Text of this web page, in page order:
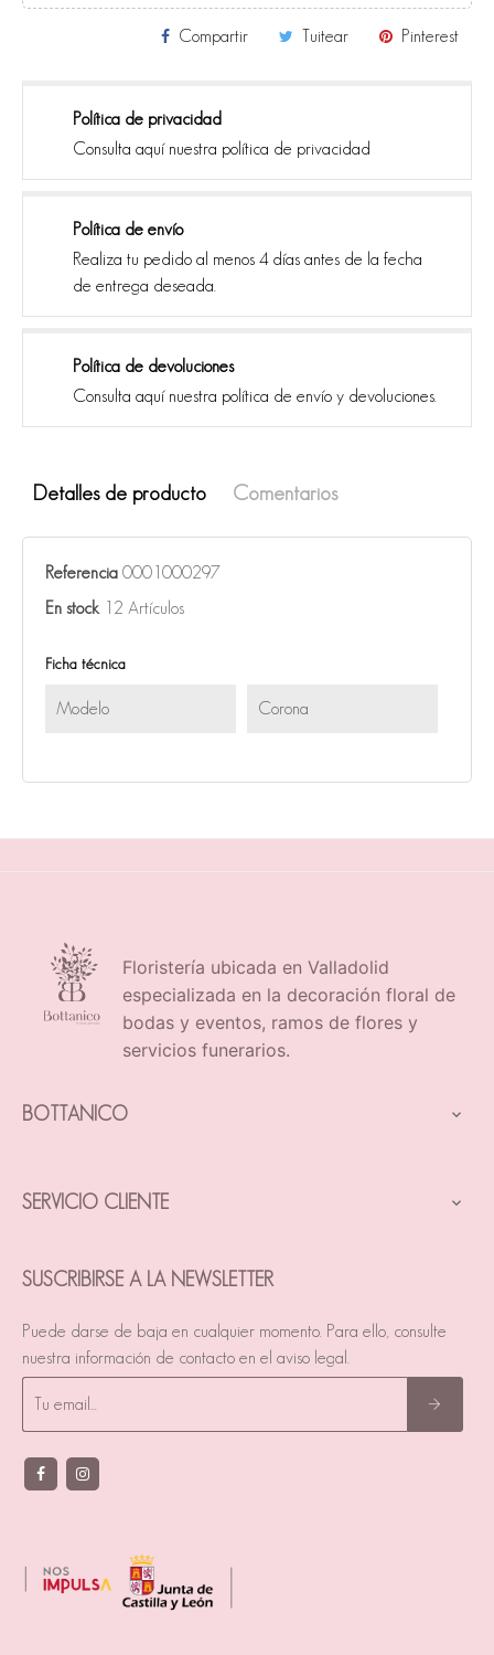
Compartir Tuitear Pinterest
Política de privacidad
Consulta aquí nuestra política de privacidad
Política de envío
Realiza tu pedido al menos 4 días antes de la fecha
de entrega deseada.
Política de devoluciones
Consulta aquí nuestra política de envío y devoluciones.
Detalles de producto Comentarios
Referencia 0001000297
En stock 12 Artículos
Ficha técnica
Modelo Corona
Floristería ubicada en Valladolid
especializada en la decoración floral de
bodas y eventos, ramos de flores y
servicios funerarios.
BOTTANICO 
SERVICIO CLIENTE 
SUSCRIBIRSE A LA NEWSLETTER
Puede darse de baja en cualquier momento. Para ello, consulte
nuestra información de contacto en el aviso legal.